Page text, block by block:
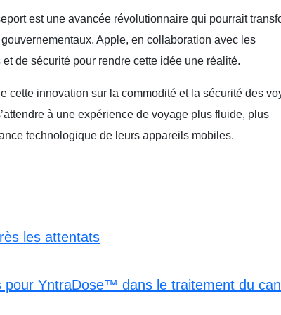
est une avancée révolutionnaire qui pourrait
Apple, en collaboration avec les
de sécurité pour rendre cette idée une réalité.
cette innovation sur la commodité et la sécurité des
à une expérience de voyage plus fluide, plus
technologique de leurs appareils mobiles.
les attentats
pour YntraDose™ dans le traitement du